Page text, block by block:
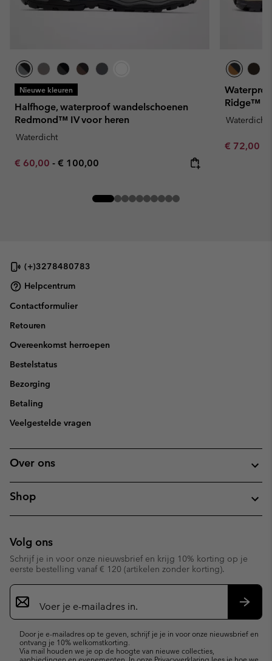
Nieuwe kleuren
Halfhoge, waterproof wandelschoenen
Redmond™ IV voor heren
Waterdicht
Minimum sale price:
€ 60,00 - Maximum price:
€ 100,00
Ridge™
Waterdicht
Minimum
€ 72,00
(+)3278480783
Helpcentrum
Contactformulier
Retouren
Overeenkomst herroepen
Bestelstatus
Bezorging
Betaling
Veelgestelde vragen
Over ons
Shop
Volg ons
Schrijf je in voor onze nieuwsbrief en krijg 10% korting op je
eerste bestelling vanaf € 120 (artikelen zonder korting).
Aanmelden
voor
e-
Door je e-mailadres op te geven, schrijf je je in voor onze nieuwsbrief en
ontvang je 10% welkomstkorting.
Via mail houden we je op de hoogte van nieuwe collecties,
aanbiedingen en evenementen. In onze Privacyverklaring lees je hoe we